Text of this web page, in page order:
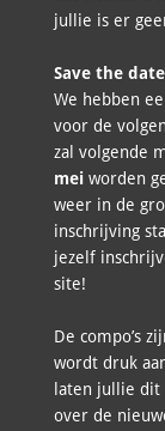
jullie is er
Save the
We hebben
voor de
zal volgende
mei worden
weer in de
inschrijving
jezelf
site!
De compo’s
wordt druk
laten jullie
over de